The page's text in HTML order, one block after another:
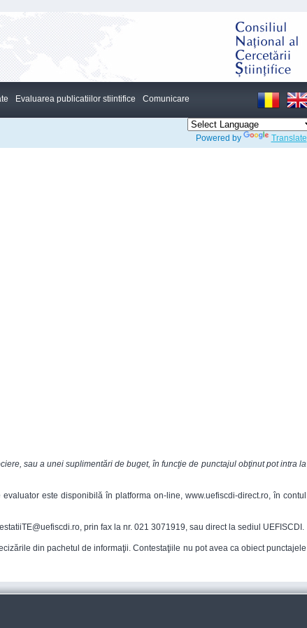
Evaluarea publicatiilor stiintifice Comunicare
Powered by Translate
sau a unei suplimentări de buget, în funcţie de punctajul obţinut pot intra la
este disponibilă în platforma on-line, www.uefiscdi-direct.ro, în contul
prin fax la nr. 021 3071919, sau direct la sediul UEFISCDI.
din pachetul de informaţii. Contestaţiile nu pot avea ca obiect punctajele